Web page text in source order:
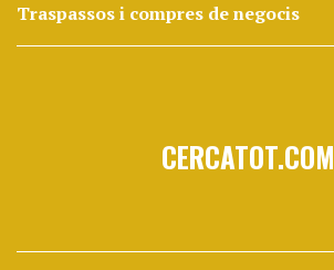
Traspassos i compres de negocis
CERCATOT.COM